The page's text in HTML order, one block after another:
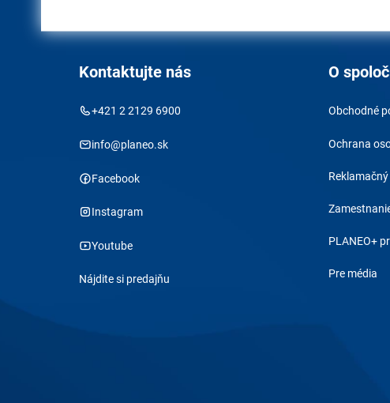
Kontaktujte nás
+421 2 2129 6900
info@planeo.sk
Facebook
Instagram
Youtube
Nájdite si predajňu
O
Obchodné
Ochrana
PLANEO+
Pre média